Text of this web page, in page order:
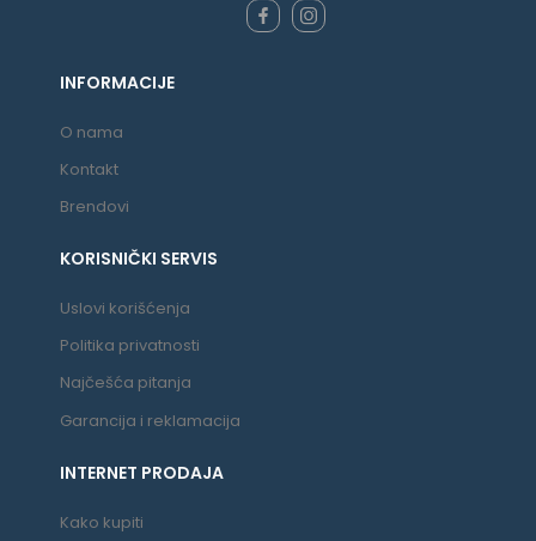
INFORMACIJE
O nama
Kontakt
Brendovi
KORISNIČKI SERVIS
Uslovi korišćenja
Politika privatnosti
Najčešća pitanja
Garancija i reklamacija
INTERNET PRODAJA
Kako kupiti